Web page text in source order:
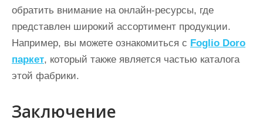
обратить внимание на онлайн-ресурсы, где
представлен широкий ассортимент продукции.
Например, вы можете ознакомиться с Foglio Doro
паркет, который также является частью каталога
этой фабрики.
Заключение